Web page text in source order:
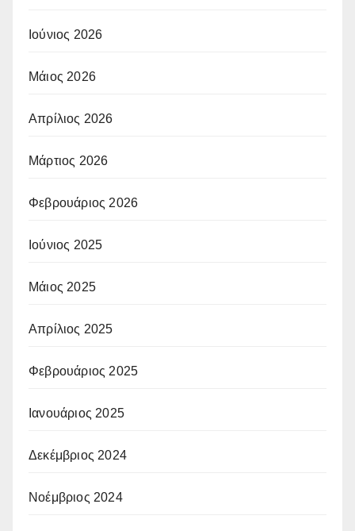
Ιούνιος 2026
Μάιος 2026
Απρίλιος 2026
Μάρτιος 2026
Φεβρουάριος 2026
Ιούνιος 2025
Μάιος 2025
Απρίλιος 2025
Φεβρουάριος 2025
Ιανουάριος 2025
Δεκέμβριος 2024
Νοέμβριος 2024